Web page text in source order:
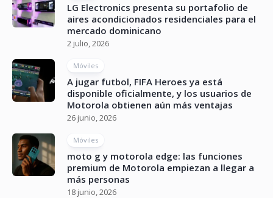
LG Electronics presenta su portafolio de
aires acondicionados residenciales para el
mercado dominicano
2 julio, 2026
Móviles
A jugar futbol, FIFA Heroes ya está
disponible oficialmente, y los usuarios de
Motorola obtienen aún más ventajas
26 junio, 2026
Móviles
moto g y motorola edge: las funciones
premium de Motorola empiezan a llegar a
más personas
18 junio, 2026